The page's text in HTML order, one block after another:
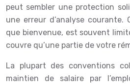
peut sembler une protection
une erreur d’analyse courante.
que bienvenue, est souvent
couvre qu’une partie de votre
La plupart des conventions
maintien de salaire par